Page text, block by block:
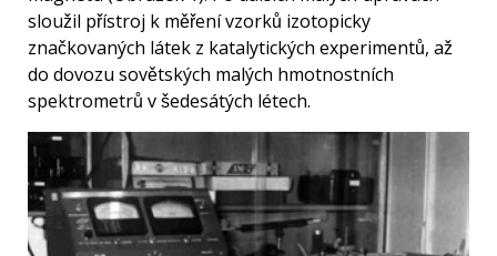
sloužil přístroj k měření vzorků izotopicky
značkovaných látek z katalytických experimentů, až
do dovozu sovětských malých hmotnostních
spektrometrů v šedesátých létech.